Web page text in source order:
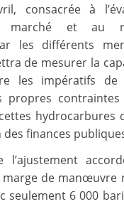
consacrée à
marché et au
les différents
de mesurer la
les impératifs de
propres contraintes
hydrocarbures
finances
de manœuvre
seulement 6 000